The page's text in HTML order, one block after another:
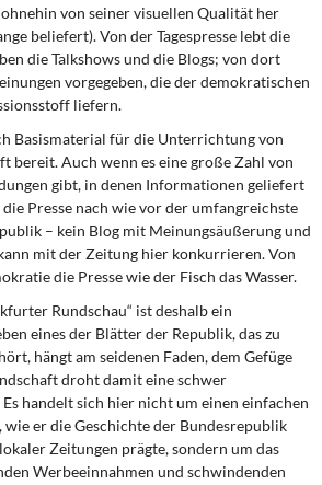
ohnehin von seiner visuellen Qualität her
beliefert). Von der Tagespresse lebt die
die Talkshows und die Blogs; von dort
vorgegeben, die der demokratischen
liefern.
Basismaterial für die Unterrichtung von
bereit. Auch wenn es eine große Zahl von
gibt, in denen Informationen geliefert
Presse nach wie vor der umfangreichste
– kein Blog mit Meinungsäußerung und
mit der Zeitung hier konkurrieren. Von
die Presse wie der Fisch das Wasser.
Rundschau“ ist deshalb ein
eines der Blätter der Republik, das zu
hängt am seidenen Faden, dem Gefüge
droht damit eine schwer
handelt sich hier nicht um einen einfachen
er die Geschichte der Bundesrepublik
Zeitungen prägte, sondern um das
Werbeeinnahmen und schwindenden